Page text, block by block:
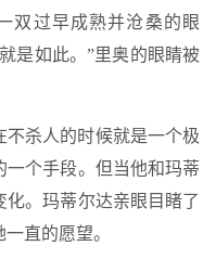
双过早成熟并沧桑的眼
是如此。”里奥的眼睛被
不杀人的时候就是一个极
个手段。但当他和玛蒂
。玛蒂尔达亲眼目睹了
直的愿望。